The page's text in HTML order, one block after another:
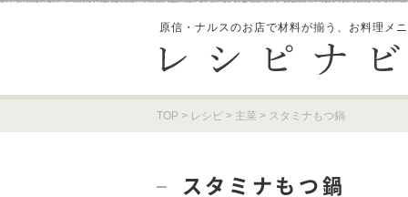
原信・ナルスのお店で材料が揃う、 お料理メ
TOP > レシピ > 主菜 > スタミナもつ鍋
スタミナもつ鍋